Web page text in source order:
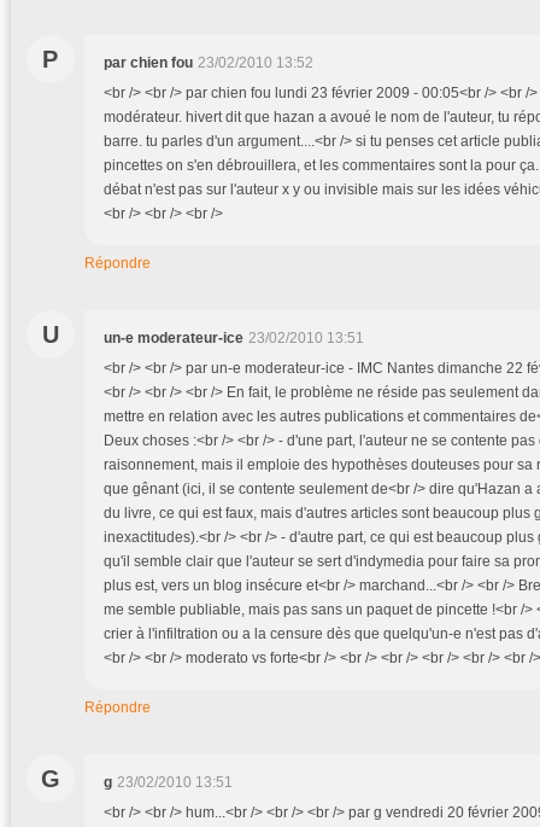
P par chien fou 23/02/2010 13:52
<br /> <br /> par chien fou lundi 23 février 2009 - 00:05<br /> <br /
modérateur. hivert dit que hazan a avoué le nom de l'auteur, tu
barre. tu parles d'un argument....<br /> si tu penses cet article
pincettes on s'en débrouillera, et les commentaires sont la pour
débat n'est pas sur l'auteur x y ou invisible mais sur les idées
<br /> <br /> <br />
Répondre
U un-e moderateur-ice 23/02/2010 13:51
<br /> <br /> par un-e moderateur-ice - IMC Nantes dimanche 22
<br /> <br /> <br /> En fait, le problème ne réside pas seulement
mettre en relation avec les autres publications et commentaires
Deux choses :<br /> <br /> - d'une part, l'auteur ne se contente
raisonnement, mais il emploie des hypothèses douteuses pour sa
que gênant (ici, il se contente seulement de<br /> dire qu'Hazan a
du livre, ce qui est faux, mais d'autres articles sont beaucoup plus
inexactitudes).<br /> <br /> - d'autre part, ce qui est beaucoup
qu'il semble clair que l'auteur se sert d'indymedia pour faire sa
plus est, vers un blog insécure et<br /> marchand...<br /> <br />
me semble publiable, mais pas sans un paquet de pincette !<br />
crier à l'infiltration ou a la censure dès que quelqu'un-e n'est pas
<br /> <br /> moderato vs forte<br /> <br /> <br /> <br /> <br /> <br />
Répondre
G g 23/02/2010 13:51
<br /> <br /> hum...<br /> <br /> <br /> par g vendredi 20 février